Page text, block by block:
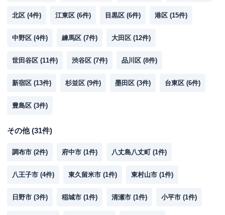
北区 (4件) 江東区 (6件) 目黒区 (6件) 港区 (15件)
中野区 (4件) 練馬区 (7件) 大田区 (12件)
世田谷区 (11件) 渋谷区 (7件) 品川区 (8件)
新宿区 (13件) 杉並区 (9件) 墨田区 (3件) 台東区 (6件)
豊島区 (3件)
その他(31件)
調布市 (2件) 府中市 (1件) 八丈島八丈町 (1件)
八王子市 (4件) 東久留米市 (1件) 東村山市 (1件)
日野市 (3件) 稲城市 (1件) 清瀬市 (1件) 小平市 (1件)